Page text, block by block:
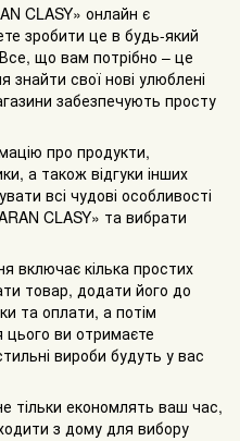
CLASY» онлайн є
зробити це в будь-який
що вам потрібно – це
знайти свої нові улюблені
забезпечують просту
про продукти,
а також відгуки інших
всі чудові особливості
CLASY» та вибрати
включає кілька простих
товар, додати його до
та оплати, а потім
цього ви отримаєте
вироби будуть у вас
тільки економлять ваш час,
з дому для вибору